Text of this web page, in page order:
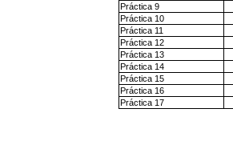
Práctica 9
Práctica 10
Práctica 11
Práctica 12
Práctica 13
Práctica 14
Práctica 15
Práctica 16
Práctica 17